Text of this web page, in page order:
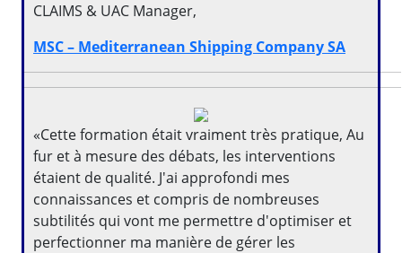
CLAIMS & UAC Manager,
MSC – Mediterranean Shipping Company SA
«Cette formation était vraiment très pratique, Au
fur et à mesure des débats, les interventions
étaient de qualité. J'ai approfondi mes
connaissances et compris de nombreuses
subtilités qui vont me permettre d'optimiser et
perfectionner ma manière de gérer les